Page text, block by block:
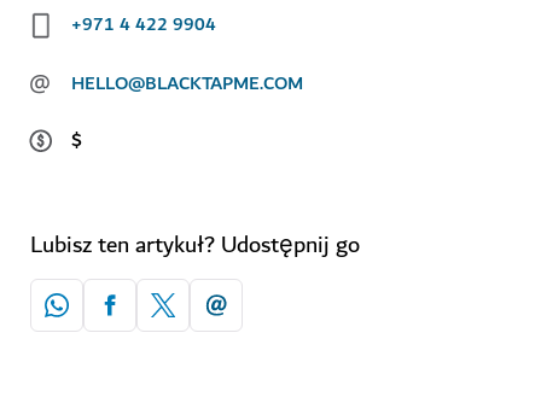
+971 4 422 9904
@
HELLO@BLACKTAPME.COM
$
Lubisz ten artykuł? Udostępnij go